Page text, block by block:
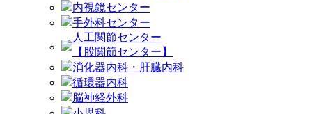
内視鏡センター
手外科センター
人工関節センター
【股関節センター】
消化器内科・肝臓内科
循環器内科
脳神経外科